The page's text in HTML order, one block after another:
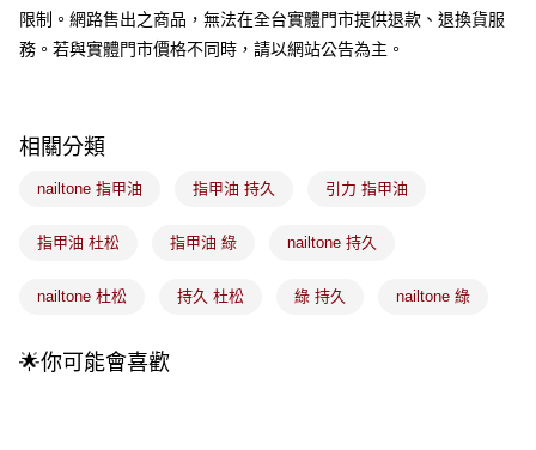
台新國際商業銀行
中國信託商業銀行
台灣樂天信用卡公司
Google Pay
相關說明
1.本服務由台灣大哥大提供，台灣大哥大用戶可立即使用無須另外申請。
流程，驗證手機門號後，選擇欲分期的期數、繳款截止日，確認付款後即完
4.訂單成立30分鐘內，如未前往確認交易或遇審核未通過，訂單將自動取
法說明評估內容。
【繳款方式說明】
ATM付款
運送方式
全家取貨付款
付款後全家取貨
限制。網路售出之商品，無法在全台實體門市提供退款、退換貨服
務。若與實體門市價格不同時，請以網站公告為主。
相關分類
nailtone 指甲油 指甲油 持久 引力 指甲油
指甲油 杜松 指甲油 綠 nailtone 持久
nailtone 杜松 持久 杜松 綠 持久 nailtone 綠
🌟你可能會喜歡